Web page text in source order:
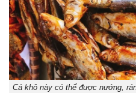
Cá khô này có thể được nướng,